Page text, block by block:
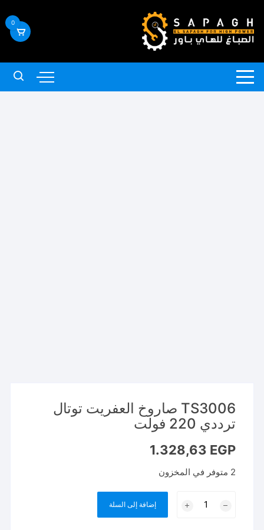
إلى
المحتوى
0
TS3006 صاروخ العفريت توتال
ترددي 220 فولت
1.328,63 EGP
2 متوفر في المخزون
TS3006
إضافة إلى السلة